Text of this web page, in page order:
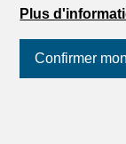
pratique.
de repas et de
ouvert, une
Plus
Confirmer